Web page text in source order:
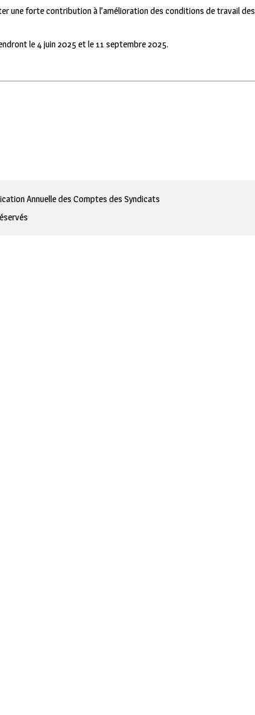
une forte contribution à l’amélioration des conditions de travail des
le 4 juin 2025 et le 11 septembre 2025.
Annuelle des Comptes des Syndicats